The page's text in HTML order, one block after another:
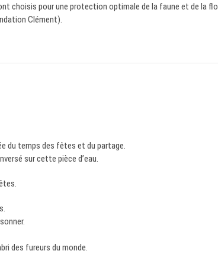
pour une protection optimale de la faune et de la
Clément).
du temps des fêtes et du partage.
sur cette pièce d’eau.
des fureurs du monde.